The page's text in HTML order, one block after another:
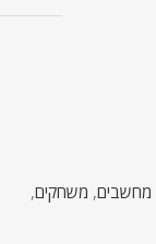
מחשבים, משחקים,